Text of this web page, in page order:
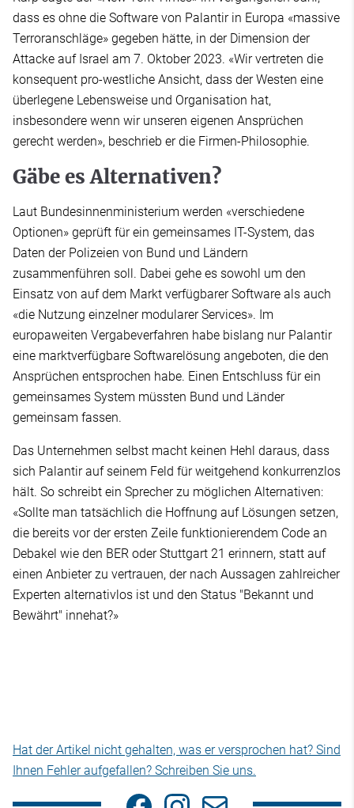
dass es ohne die Software von Palantir in Europa «massive
Terroranschläge» gegeben hätte, in der Dimension der
Attacke auf Israel am 7. Oktober 2023. «Wir vertreten die
konsequent pro-westliche Ansicht, dass der Westen eine
überlegene Lebensweise und Organisation hat,
insbesondere wenn wir unseren eigenen Ansprüchen
gerecht werden», beschrieb er die Firmen-Philosophie.
Gäbe es Alternativen?
Laut Bundesinnenministerium werden «verschiedene
Optionen» geprüft für ein gemeinsames IT-System, das
Daten der Polizeien von Bund und Ländern
zusammenführen soll. Dabei gehe es sowohl um den
Einsatz von auf dem Markt verfügbarer Software als auch
«die Nutzung einzelner modularer Services». Im
europaweiten Vergabeverfahren habe bislang nur Palantir
eine marktverfügbare Softwarelösung angeboten, die den
Ansprüchen entsprochen habe. Einen Entschluss für ein
gemeinsames System müssten Bund und Länder
gemeinsam fassen.
Das Unternehmen selbst macht keinen Hehl daraus, dass
sich Palantir auf seinem Feld für weitgehend konkurrenzlos
hält. So schreibt ein Sprecher zu möglichen Alternativen:
«Sollte man tatsächlich die Hoffnung auf Lösungen setzen,
die bereits vor der ersten Zeile funktionierendem Code an
Debakel wie den BER oder Stuttgart 21 erinnern, statt auf
einen Anbieter zu vertrauen, der nach Aussagen zahlreicher
Experten alternativlos ist und den Status "Bekannt und
Bewährt" innehat?»
Hat der Artikel nicht gehalten, was er versprochen hat? Sind
Ihnen Fehler aufgefallen? Schreiben Sie uns.